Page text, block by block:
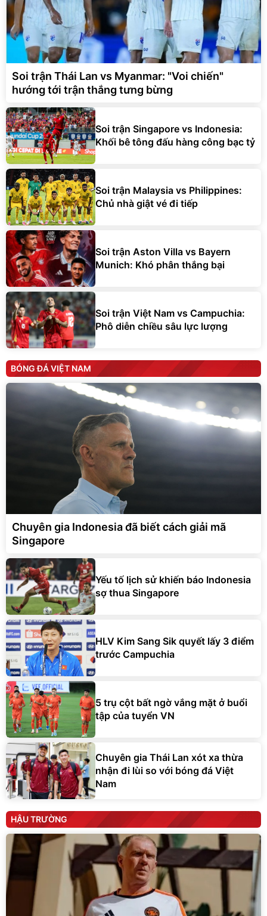
Soi trận Thái Lan vs Myanmar: "Voi chiến"
hướng tới trận thắng tưng bừng
Soi trận Singapore vs Indonesia:
Khối bê tông đấu hàng công bạc tỷ
Soi trận Malaysia vs Philippines:
Chủ nhà giật vé đi tiếp
Soi trận Aston Villa vs Bayern
Munich: Khó phân thắng bại
Soi trận Việt Nam vs Campuchia:
Phô diễn chiều sâu lực lượng
BÓNG ĐÁ VIỆT NAM
Chuyên gia Indonesia đã biết cách giải mã
Singapore
Yếu tố lịch sử khiến báo Indonesia
sợ thua Singapore
HLV Kim Sang Sik quyết lấy 3 điểm
trước Campuchia
5 trụ cột bất ngờ vắng mặt ở buổi
tập của tuyển VN
Chuyên gia Thái Lan xót xa thừa
nhận đi lùi so với bóng đá Việt
Nam
HẬU TRƯỜNG